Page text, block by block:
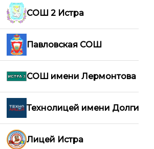
СОШ 2 Истра
Павловская СОШ
СОШ имени Лермонтова
Технолицей имени Долгих
Лицей Истра